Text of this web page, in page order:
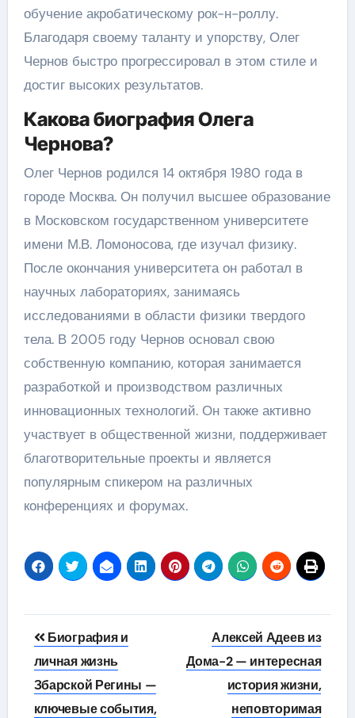
обучение акробатическому рок-н-роллу.
Благодаря своему таланту и упорству, Олег
Чернов быстро прогрессировал в этом стиле и
достиг высоких результатов.
Какова биография Олега
Чернова?
Олег Чернов родился 14 октября 1980 года в
городе Москва. Он получил высшее образование
в Московском государственном университете
имени М.В. Ломоносова, где изучал физику.
После окончания университета он работал в
научных лабораториях, занимаясь
исследованиями в области физики твердого
тела. В 2005 году Чернов основал свою
собственную компанию, которая занимается
разработкой и производством различных
инновационных технологий. Он также активно
участвует в общественной жизни, поддерживает
благотворительные проекты и является
популярным спикером на различных
конференциях и форумах.
Навигация
по
записям
Биография и
личная жизнь
Збарской Регины —
ключевые события,
Алексей Адеев из
Дома-2 — интересная
история жизни,
неповторимая